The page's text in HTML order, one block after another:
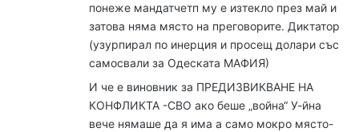
понеже мандатчетп му е изтекло през май и
затова няма място на преговорите. Диктатор
(узурпирал по инерция и просещ долари със
самосвали за Одеската МАФИЯ)
И че е виновник за ПРЕДИЗВИКВАНЕ НА
КОНФЛИКТА -СВО ако беше „война“ У-йна
вече нямаше да я има а само мокро място-